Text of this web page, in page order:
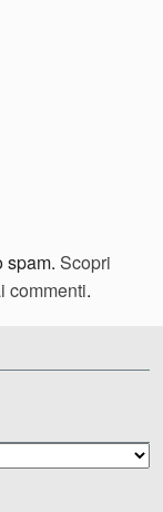
spam. Scopri
commenti.